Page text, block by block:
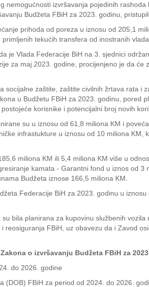
nemogućnosti izvršavanja pojedinih
Budžeta FBiH za 2023. godinu,
prihoda od poreza u iznosu od 205,1
tekućih transfera od inostranih
je Vlada Federacije BiH na 3. sjednici
za maj 2023. godine, procijenjeno je da
socijalne zaštite, zaštite civilnih žrtava rata i
u Budžetu FBiH za 2023. godinu, pored
korisnike i potencijalni broj novih
su u iznosu od 61,8 miliona KM i
infrastukture u iznosu od 10 miliona
miliona KM ili 5,4 miliona KM više u
kamata - Garantni fond u iznos od
Budžeta iznose 166,5 miliona KM.
Federacije BiH za 2023. godinu u
bila planirana za kupovinu službenih
FBiH, uz obavezu da i Zavod
o izvršavanju Budžeta FBiH za
do 2026. godine
(DOB) FBiH za period od 2024. do 2026.